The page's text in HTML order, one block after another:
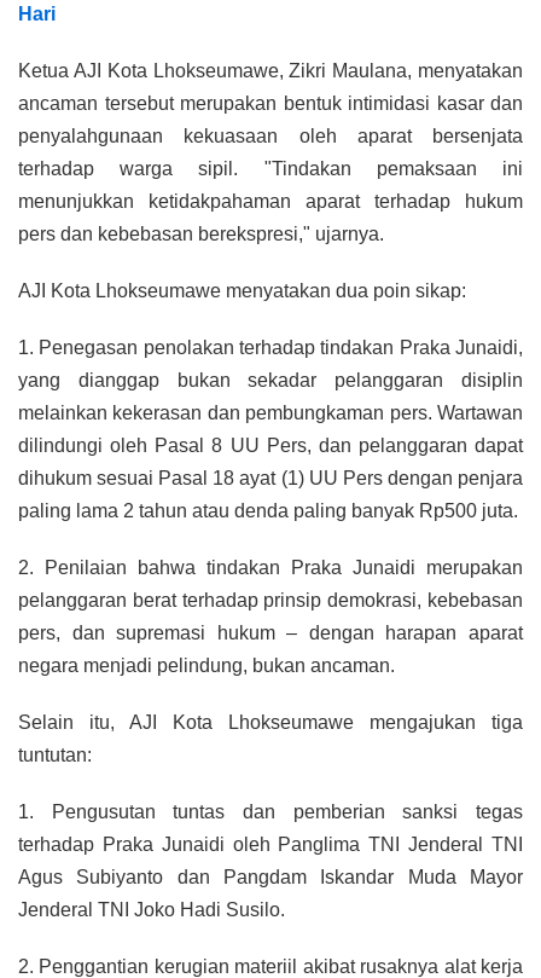
Hari
Ketua AJI Kota Lhokseumawe, Zikri Maulana, menyatakan
ancaman tersebut merupakan bentuk intimidasi kasar dan
penyalahgunaan kekuasaan oleh aparat bersenjata
terhadap warga sipil. "Tindakan pemaksaan ini
menunjukkan ketidakpahaman aparat terhadap hukum
pers dan kebebasan berekspresi," ujarnya.
AJI Kota Lhokseumawe menyatakan dua poin sikap:
1. Penegasan penolakan terhadap tindakan Praka Junaidi,
yang dianggap bukan sekadar pelanggaran disiplin
melainkan kekerasan dan pembungkaman pers. Wartawan
dilindungi oleh Pasal 8 UU Pers, dan pelanggaran dapat
dihukum sesuai Pasal 18 ayat (1) UU Pers dengan penjara
paling lama 2 tahun atau denda paling banyak Rp500 juta.
2. Penilaian bahwa tindakan Praka Junaidi merupakan
pelanggaran berat terhadap prinsip demokrasi, kebebasan
pers, dan supremasi hukum – dengan harapan aparat
negara menjadi pelindung, bukan ancaman.
Selain itu, AJI Kota Lhokseumawe mengajukan tiga
tuntutan:
1. Pengusutan tuntas dan pemberian sanksi tegas
terhadap Praka Junaidi oleh Panglima TNI Jenderal TNI
Agus Subiyanto dan Pangdam Iskandar Muda Mayor
Jenderal TNI Joko Hadi Susilo.
2. Penggantian kerugian materiil akibat rusaknya alat kerja